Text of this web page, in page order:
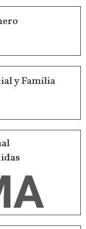
y Familia